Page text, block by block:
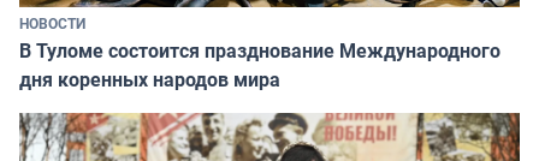
НОВОСТИ
В Туломе состоится празднование Международного
дня коренных народов мира